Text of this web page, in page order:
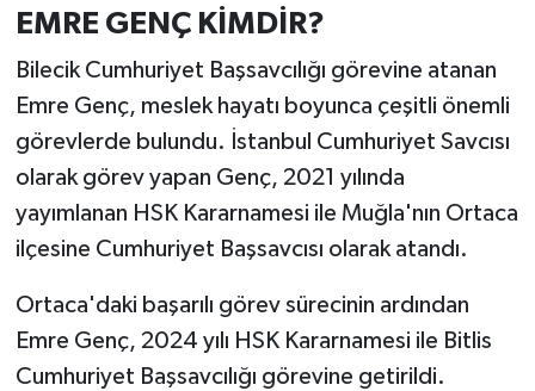
EMRE GENÇ KİMDİR?
Bilecik Cumhuriyet Başsavcılığı görevine atanan
Emre Genç, meslek hayatı boyunca çeşitli önemli
görevlerde bulundu. İstanbul Cumhuriyet Savcısı
olarak görev yapan Genç, 2021 yılında
yayımlanan HSK Kararnamesi ile Muğla'nın Ortaca
ilçesine Cumhuriyet Başsavcısı olarak atandı.
Ortaca'daki başarılı görev sürecinin ardından
Emre Genç, 2024 yılı HSK Kararnamesi ile Bitlis
Cumhuriyet Başsavcılığı görevine getirildi.